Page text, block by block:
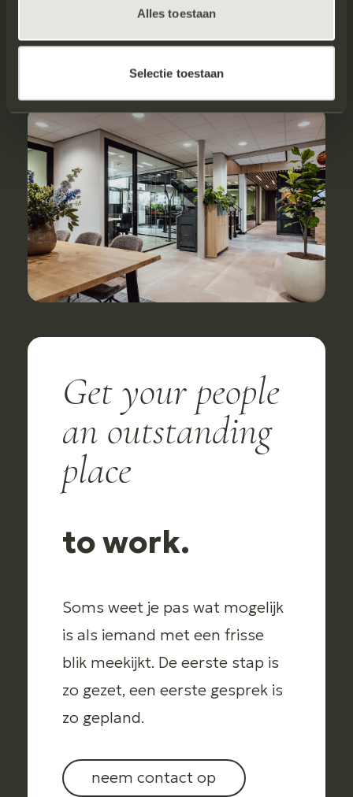
Alles toestaan
Selectie toestaan
Get your people
an outstanding
place
to work.
Soms weet je pas wat mogelijk
is als iemand met een frisse
blik meekijkt. De eerste stap is
zo gezet, een eerste gesprek is
zo gepland.
neem contact op